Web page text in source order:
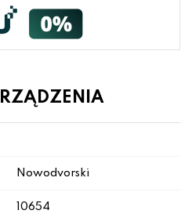
Nowodvorski
10654